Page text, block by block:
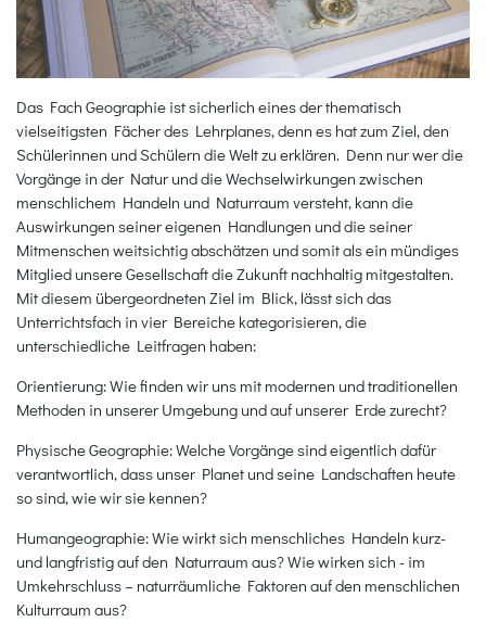
Das Fach Geographie ist sicherlich eines der thematisch
vielseitigsten Fächer des Lehrplanes, denn es hat zum Ziel, den
Schülerinnen und Schülern die Welt zu erklären. Denn nur wer die
Vorgänge in der Natur und die Wechselwirkungen zwischen
menschlichem Handeln und Naturraum versteht, kann die
Auswirkungen seiner eigenen Handlungen und die seiner
Mitmenschen weitsichtig abschätzen und somit als ein mündiges
Mitglied unsere Gesellschaft die Zukunft nachhaltig mitgestalten.
Mit diesem übergeordneten Ziel im Blick, lässt sich das
Unterrichtsfach in vier Bereiche kategorisieren, die
unterschiedliche Leitfragen haben:
Orientierung: Wie finden wir uns mit modernen und traditionellen
Methoden in unserer Umgebung und auf unserer Erde zurecht?
Physische Geographie: Welche Vorgänge sind eigentlich dafür
verantwortlich, dass unser Planet und seine Landschaften heute
so sind, wie wir sie kennen?
Humangeographie: Wie wirkt sich menschliches Handeln kurz-
und langfristig auf den Naturraum aus? Wie wirken sich - im
Umkehrschluss – naturräumliche Faktoren auf den menschlichen
Kulturraum aus?